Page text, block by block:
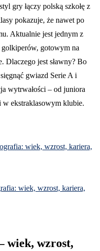
gry łączy polską szkołę z
pokazuje, że nawet po
Aktualnie jest jednym z
gotowym na
Dlaczego jest sławny? Bo
gwiazd Serie A i
wytrwałości – od juniora
w ekstraklasowym klubie.
wiek, wzrost, kariera,
wiek, wzrost, kariera,
wiek, wzrost,